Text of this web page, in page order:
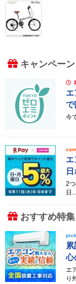
キャンペーン
エ
で
今
エ
2
日...
おすすめ特集
心
エ
り